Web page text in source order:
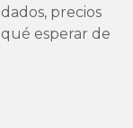
precios
esperar de